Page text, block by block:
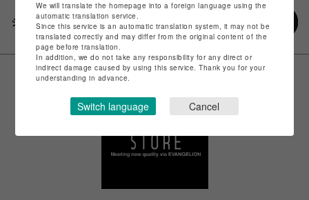
シェアする
We will translate the homepage into a foreign language using the
automatic translation service.
Since this service is an automatic translation system, it may not be
translated correctly and may differ from the original content of the
page before translation.
In addition, we do not take any responsibility for any direct or
indirect damage caused by using this service. Thank you for your
understanding in advance.
Switch language Cancel